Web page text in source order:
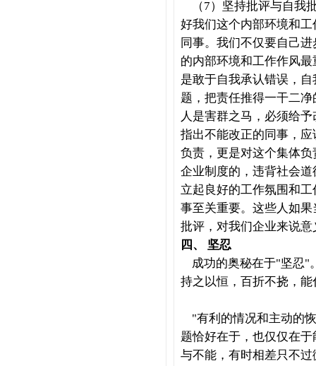
（7）坚持批评与自我
好我们这个内部环境和
同事。我们不仅要自己
的内部环境和工作作风
是敢于自我承认错误，
题，把责任推得一干二
人是害群之马，必须给
指出不能改正的同事，
负责，更是对这个集体
企业制度的，违背社会
立起良好的工作氛围和
事至关重要。这些人如
批评，对我们企业来说
四、
坚忍
成功的奥秘在于"坚忍"
持之以恒，百折不挠，
"有利的情况和主动的
题恰好在于，也仅仅在于
与不能，有时相差只不